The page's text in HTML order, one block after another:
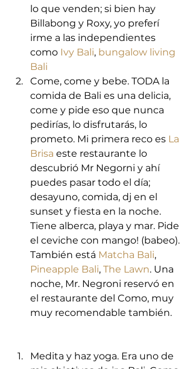
lo que venden; si bien hay
Billabong y Roxy, yo preferí
irme a las independientes
como Ivy Bali, bungalow living
Bali
Come, come y bebe. TODA la
comida de Bali es una delicia,
come y pide eso que nunca
pedirías, lo disfrutarás, lo
prometo. Mi primera reco es La
Brisa este restaurante lo
descubrió Mr Negorni y ahí
puedes pasar todo el día;
desayuno, comida, dj en el
sunset y fiesta en la noche.
Tiene alberca, playa y mar. Pide
el ceviche con mango! (babeo).
También está Matcha Bali,
Pineapple Bali, The Lawn. Una
noche, Mr. Negroni reservó en
el restaurante del Como, muy
muy recomendable también.
Medita y haz yoga. Era uno de